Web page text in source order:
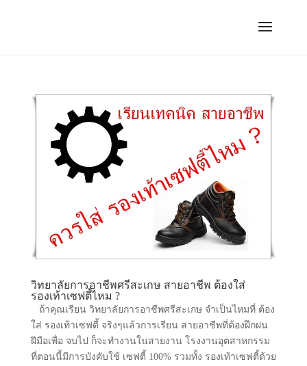
วิทยาลัยการอาชีพศรีสะเกษ สายอาชีพ ต้องใส่
รองเท้าเซฟตี้ไหม ?
ถ้าคุณเรียน วิทยาลัยการอาชีพศรีสะเกษ จำเป็นไหมที่ ต้อง
ใส่ รองเท้าเซฟตี้ จริงๆแล้วการเรียน สายอาชีพที่ต้องฝึกฝน
ฝีมือเพื่อ จบไป ก็จะทำงานในสายงาน โรงงานอุตสาหกรรม
ที่ตอนนี้มีการบังคับใช้ เซฟตี้ 100% รวมทั้ง รองเท้าเซฟตี้ด้วย